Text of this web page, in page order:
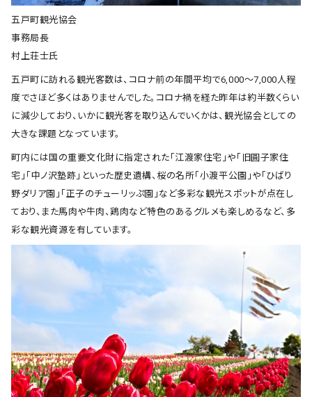
五戸町観光協会
事務局長
村上荘士氏
五戸町に訪れる観光客数は、コロナ前の年間平均で6,000～7,000人程
度でさほど多くはありませんでした。コロナ禍を経た昨年は約半数くらい
に減少しており、いかに観光客を取り込んでいくかは、観光協会としての
大きな課題となっています。
町内には国の重要文化財に指定された「江渡家住宅」や「旧圓子家住
宅」「中ノ沢塾跡」といった歴史遺構、桜の名所「小渡平公園」や「ひばり
野ダリア園」「正子のチューリッぷ園」など多彩な観光スポットが点在し
ており、また馬肉や牛肉、鶏肉など特色のあるグルメも楽しめるなど、多
彩な観光資源を有しています。